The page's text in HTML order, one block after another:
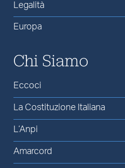
Legalità
Europa
Chi Siamo
Eccoci
La Costituzione Italiana
L’Anpi
Amarcord